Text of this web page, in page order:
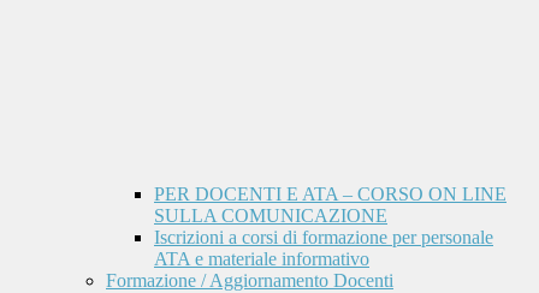
PER DOCENTI E ATA – CORSO ON LINE
SULLA COMUNICAZIONE
Iscrizioni a corsi di formazione per personale
ATA e materiale informativo
Formazione / Aggiornamento Docenti